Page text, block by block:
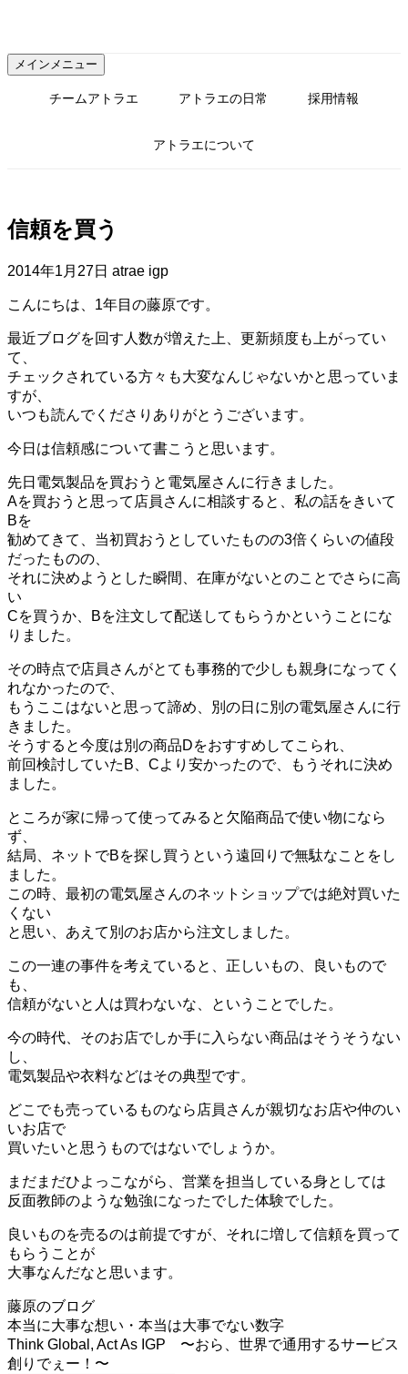
テ
ン
メインメニュー
チームアトラエ アトラエの日常 採用情報
アトラエについて
信頼を買う
2014年1月27日 atrae igp
こんにちは、1年目の藤原です。
最近ブログを回す人数が増えた上、更新頻度も上がってい
て、
チェックされている方々も大変なんじゃないかと思っていま
すが、
いつも読んでくださりありがとうございます。
今日は信頼感について書こうと思います。
先日電気製品を買おうと電気屋さんに行きました。
Aを買おうと思って店員さんに相談すると、私の話をきいて
Bを
勧めてきて、当初買おうとしていたものの3倍くらいの値段
だったものの、
それに決めようとした瞬間、在庫がないとのことでさらに高
い
Cを買うか、Bを注文して配送してもらうかということにな
りました。
その時点で店員さんがとても事務的で少しも親身になってく
れなかったので、
もうここはないと思って諦め、別の日に別の電気屋さんに行
きました。
そうすると今度は別の商品Dをおすすめしてこられ、
前回検討していたB、Cより安かったので、もうそれに決め
ました。
ところが家に帰って使ってみると欠陥商品で使い物になら
ず、
結局、ネットでBを探し買うという遠回りで無駄なことをし
ました。
この時、最初の電気屋さんのネットショップでは絶対買いた
くない
と思い、あえて別のお店から注文しました。
この一連の事件を考えていると、正しいもの、良いもので
も、
信頼がないと人は買わないな、ということでした。
今の時代、そのお店でしか手に入らない商品はそうそうない
し、
電気製品や衣料などはその典型です。
どこでも売っているものなら店員さんが親切なお店や仲のい
いお店で
買いたいと思うものではないでしょうか。
まだまだひよっこながら、営業を担当している身としては
反面教師のような勉強になったでした体験でした。
良いものを売るのは前提ですが、それに増して信頼を買って
もらうことが
大事なんだなと思います。
藤原のブログ
投
稿
本当に大事な想い・本当は大事でない数字
Think Global, Act As IGP 〜おら、世界で通用するサービス
創りでぇー！〜